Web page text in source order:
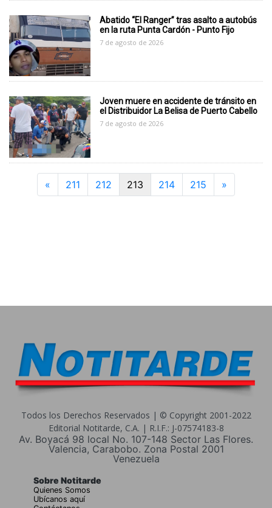
Abatido “El Ranger” tras asalto a autobús
en la ruta Punta Cardón - Punto Fijo
7 de agosto de 2026
Joven muere en accidente de tránsito en
el Distribuidor La Belisa de Puerto Cabello
7 de agosto de 2026
« Previous
211 212 213 214 215 »
Todos los Derechos Reservados | © Copyright 2001-2022
Editorial Notitarde, C.A. | R.I.F.: J-07574183-8
Av. Boyacá 98 local No. 107-148 Sector Las Flores.
Valencia, Carabobo. Zona Postal 2001
Venezuela
Sobre Notitarde
Quienes Somos
Ubícanos aquí